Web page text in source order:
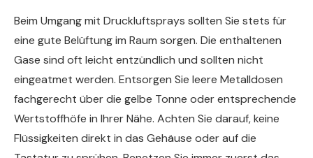
Beim Umgang mit Druckluftsprays sollten Sie stets für
eine gute Belüftung im Raum sorgen. Die enthaltenen
Gase sind oft leicht entzündlich und sollten nicht
eingeatmet werden. Entsorgen Sie leere Metalldosen
fachgerecht über die gelbe Tonne oder entsprechende
Wertstoffhöfe in Ihrer Nähe. Achten Sie darauf, keine
Flüssigkeiten direkt in das Gehäuse oder auf die